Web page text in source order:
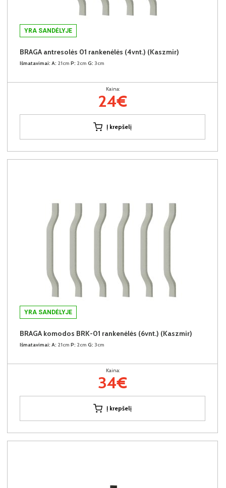
YRA SANDĖLYJE
BRAGA antresolės 01 rankenėlės (4vnt.) (Kaszmir)
Išmatavimai: A: 21cm P: 2cm G: 3cm
Kaina:
24€
Į krepšelį
YRA SANDĖLYJE
BRAGA komodos BRK-01 rankenėlės (6vnt.) (Kaszmir)
Išmatavimai: A: 21cm P: 2cm G: 3cm
Kaina:
34€
Į krepšelį